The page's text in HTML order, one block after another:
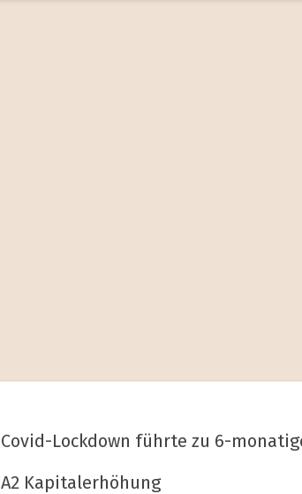
Covid-Lockdown führte zu 6-
A2 Kapital­erhöhung